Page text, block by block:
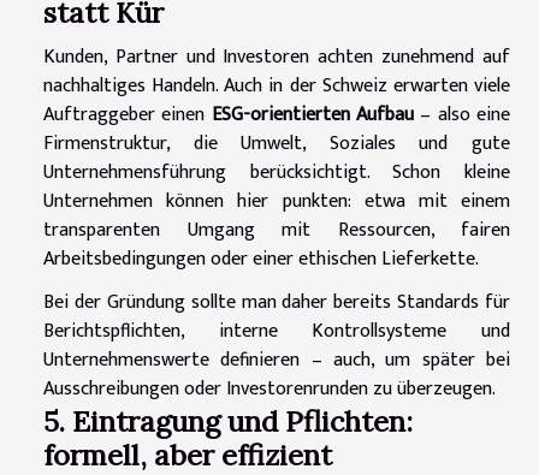
statt Kür
Kunden, Partner und Investoren achten zunehmend auf
nachhaltiges Handeln. Auch in der Schweiz erwarten viele
Auftraggeber einen ESG-orientierten Aufbau – also eine
Firmenstruktur, die Umwelt, Soziales und gute
Unternehmensführung berücksichtigt. Schon kleine
Unternehmen können hier punkten: etwa mit einem
transparenten Umgang mit Ressourcen, fairen
Arbeitsbedingungen oder einer ethischen Lieferkette.
Bei der Gründung sollte man daher bereits Standards für
Berichtspflichten, interne Kontrollsysteme und
Unternehmenswerte definieren – auch, um später bei
Ausschreibungen oder Investorenrunden zu überzeugen.
5. Eintragung und Pflichten:
formell, aber effizient